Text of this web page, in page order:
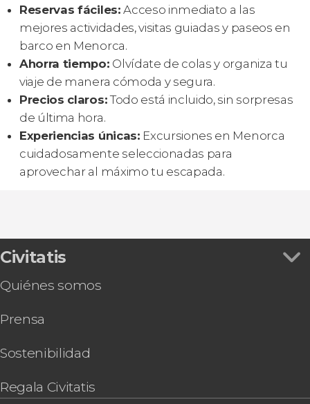
Reservas fáciles: Acceso inmediato a las
mejores actividades, visitas guiadas y paseos en
barco en Menorca.
Ahorra tiempo: Olvídate de colas y organiza tu
viaje de manera cómoda y segura.
Precios claros:Todo está incluido, sin sorpresas
de última hora.
Experiencias únicas: Excursiones en Menorca
cuidadosamente seleccionadas para
aprovechar al máximo tu escapada.
Civitatis
Quiénes somos
Prensa
Sostenibilidad
Regala Civitatis